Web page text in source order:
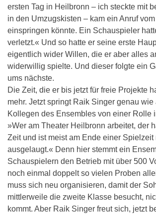
ersten Tag in Heilbronn – ich steckte mit
in den Umzugskisten – kam ein Anruf
einspringen könnte. Ein Schauspieler
verletzt.« Und so hatte er seine erste
eigentlich wider Willen, die er aber alles
widerwillig spielte. Und dieser folgte ein
ums nächste.
Die Zeit, die er bis jetzt für freie Projekte
mehr. Jetzt springt Raik Singer genau
Kollegen des Ensembles von einer Rolle
»Wer am Theater Heilbronn arbeitet, der
Zeit und ist meist am Ende einer Spielzeit
ausgelaugt.« Denn hier stemmt ein
Schauspielern den Betrieb mit über 500
noch einmal doppelt so vielen Proben
muss sich neu organisieren, damit der
mittlerweile die zweite Klasse besucht,
kommt. Aber Raik Singer freut sich, jetzt